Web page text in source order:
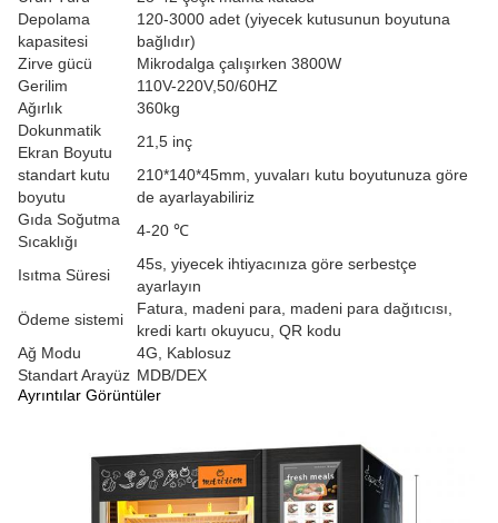
Depolama
kapasitesi
120-3000 adet (yiyecek kutusunun boyutuna
bağlıdır)
Zirve gücü
Mikrodalga çalışırken 3800W
Gerilim
110V-220V,50/60HZ
Ağırlık
360kg
Dokunmatik
Ekran Boyutu
21,5 inç
standart kutu
boyutu
210*140*45mm, yuvaları kutu boyutunuza göre
de ayarlayabiliriz
Gıda Soğutma
Sıcaklığı
4-20 ℃
Isıtma Süresi
45s, yiyecek ihtiyacınıza göre serbestçe
ayarlayın
Ödeme sistemi
Fatura, madeni para, madeni para dağıtıcısı,
kredi kartı okuyucu, QR kodu
Ağ Modu
4G, Kablosuz
Standart Arayüz MDB/DEX
Ayrıntılar Görüntüler